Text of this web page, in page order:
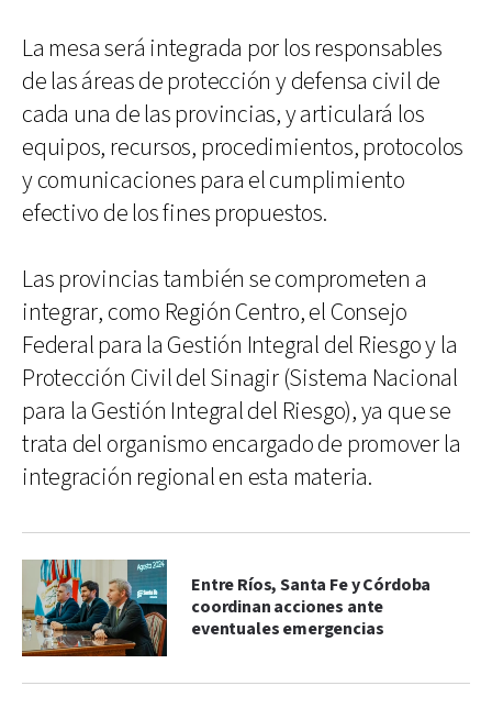
La mesa será integrada por los responsables
de las áreas de protección y defensa civil de
cada una de las provincias, y articulará los
equipos, recursos, procedimientos, protocolos
y comunicaciones para el cumplimiento
efectivo de los fines propuestos.
Las provincias también se comprometen a
integrar, como Región Centro, el Consejo
Federal para la Gestión Integral del Riesgo y la
Protección Civil del Sinagir (Sistema Nacional
para la Gestión Integral del Riesgo), ya que se
trata del organismo encargado de promover la
integración regional en esta materia.
Entre Ríos, Santa Fe y Córdoba
coordinan acciones ante
eventuales emergencias